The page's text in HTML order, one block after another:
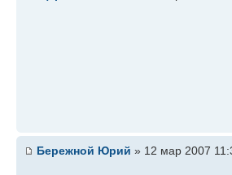
Бережной Юрий » 12 мар 2007